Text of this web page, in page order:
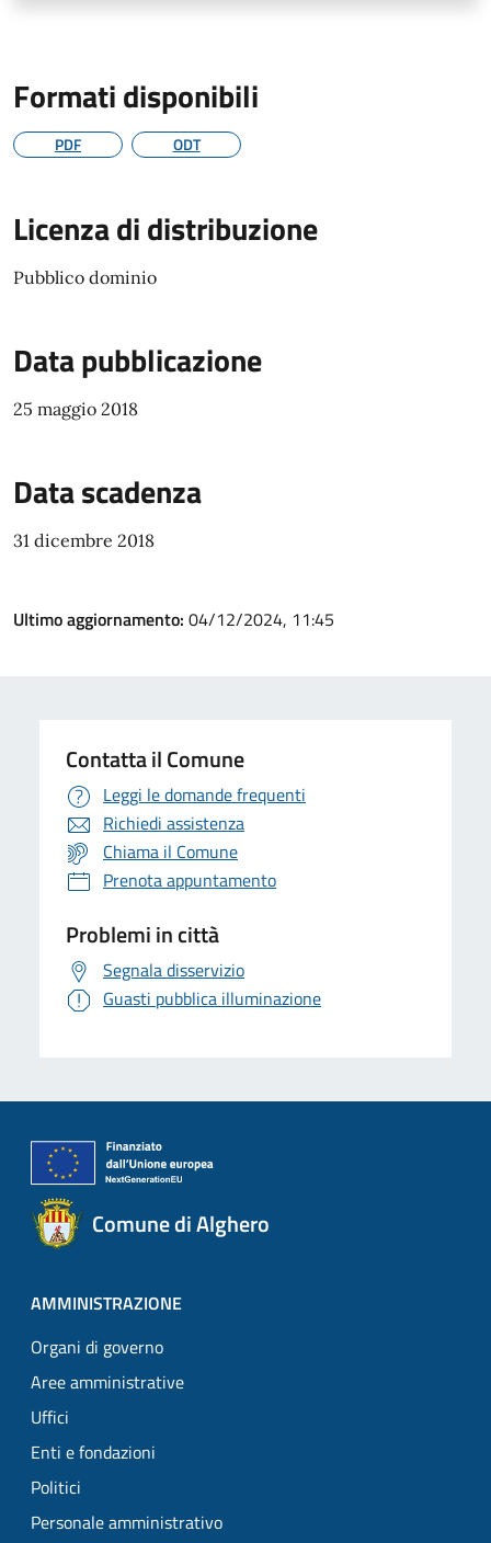
Formati disponibili
PDF ODT
Licenza di distribuzione
Pubblico dominio
Data pubblicazione
25 maggio 2018
Data scadenza
31 dicembre 2018
Ultimo aggiornamento: 04/12/2024, 11:45
Contatta il Comune
Leggi le domande frequenti
Richiedi assistenza
Chiama il Comune
Prenota appuntamento
Problemi in città
Segnala disservizio
Guasti pubblica illuminazione
Comune di Alghero
AMMINISTRAZIONE
Organi di governo
Aree amministrative
Uffici
Enti e fondazioni
Politici
Personale amministrativo